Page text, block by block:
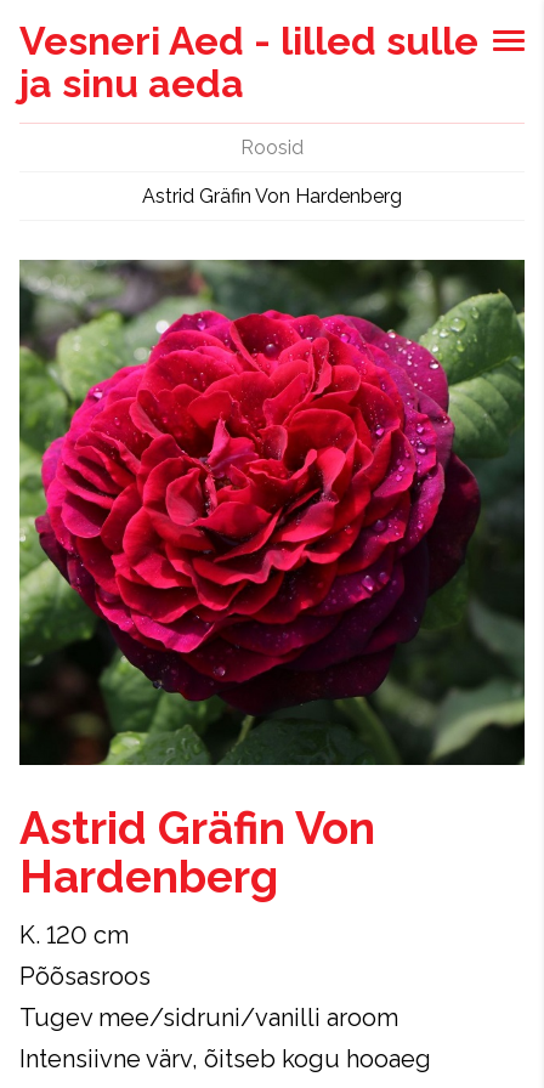
Vesneri Aed - lilled sulle
ja sinu aeda
Roosid
Astrid Gräfin Von Hardenberg
Astrid Gräfin Von
Hardenberg
K. 120 cm
Põõsasroos
Tugev mee/sidruni/vanilli aroom
Intensiivne värv, õitseb kogu hooaeg